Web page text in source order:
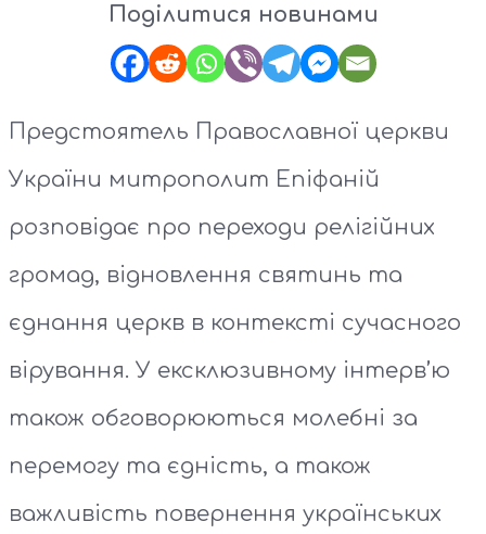
Поділитися новинами
Предстоятель Православної церкви
України митрополит Епіфаній
розповідає про переходи релігійних
громад, відновлення святинь та
єднання церкв в контексті сучасного
вірування. У ексклюзивному інтерв’ю
також обговорюються молебні за
перемогу та єдність, а також
важливість повернення українських